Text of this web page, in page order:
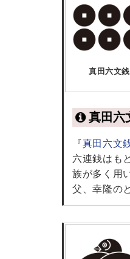
真田六文銭
真田六
『真田六文
六連銭はも
族が多く用
父、幸隆の